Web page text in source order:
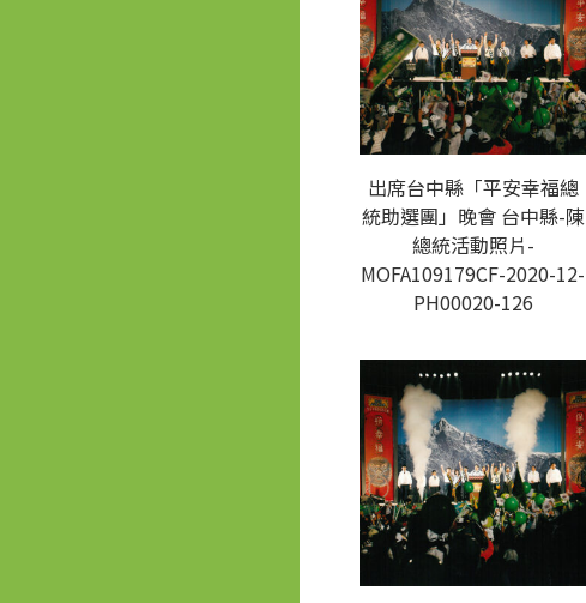
出席台中縣「平安幸福總
統助選團」晚會 台中縣-陳
總統活動照片-
MOFA109179CF-2020-12-
PH00020-126